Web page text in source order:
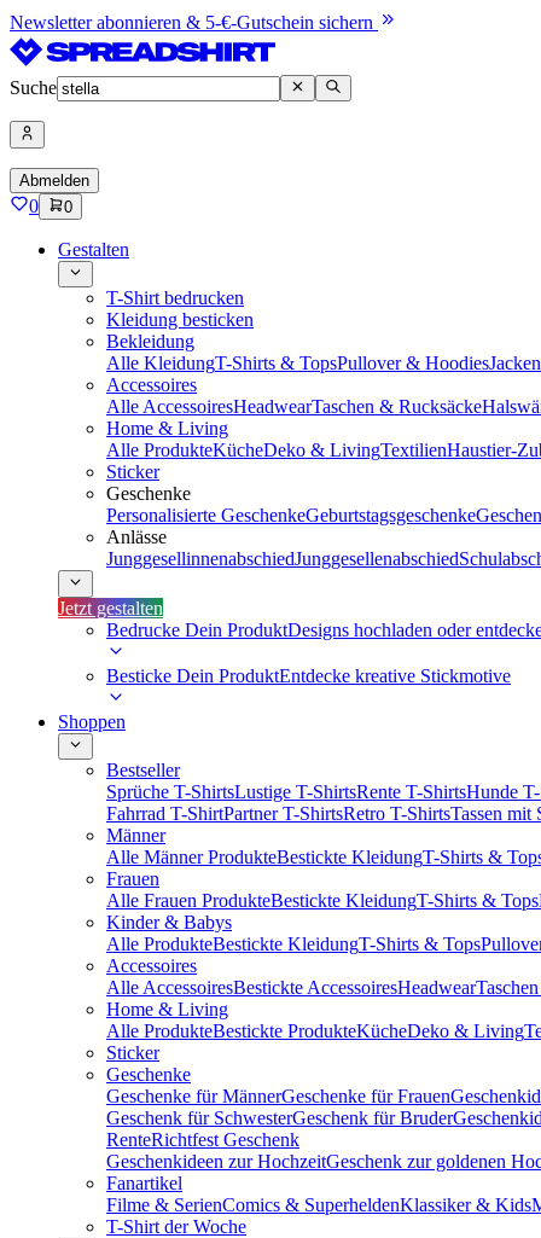
Newsletter abonnieren & 5-€-Gutschein sichern
Suche
Abmelden
0 0
Gestalten
T-Shirt bedrucken
Kleidung besticken
Bekleidung
Alle KleidungT-Shirts & TopsPullover & Hoodies
Accessoires
Alle AccessoiresHeadwearTaschen & Rucksäcke
Home & Living
Alle ProdukteKücheDeko & LivingTextilienHaustier-
Sticker
Geschenke
Personalisierte GeschenkeGeburtstagsgeschenke
Anlässe
JunggesellinnenabschiedJunggesellenabschied
Jetzt gestalten
Bedrucke Dein ProduktDesigns hochladen oder
Besticke Dein ProduktEntdecke kreative Stickmotive
Shoppen
Bestseller
Sprüche T-ShirtsLustige T-ShirtsRente T-ShirtsHunde
Fahrrad T-ShirtPartner T-ShirtsRetro T-ShirtsTassen mit
Männer
Alle Männer ProdukteBestickte KleidungT-Shirts &
Frauen
Alle Frauen ProdukteBestickte KleidungT-Shirts & Tops
Kinder & Babys
Alle ProdukteBestickte KleidungT-Shirts & Tops
Accessoires
Alle AccessoiresBestickte AccessoiresHeadwear
Home & Living
Alle ProdukteBestickte ProdukteKücheDeko & Living
Sticker
Geschenke
Geschenke für MännerGeschenke für Frauen
Geschenk für SchwesterGeschenk für Bruder
RenteRichtfest Geschenk
Geschenkideen zur HochzeitGeschenk zur goldenen
Fanartikel
Filme & SerienComics & SuperheldenKlassiker & Kids
T-Shirt der Woche